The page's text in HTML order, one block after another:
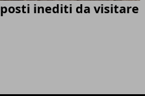
inediti da visitare